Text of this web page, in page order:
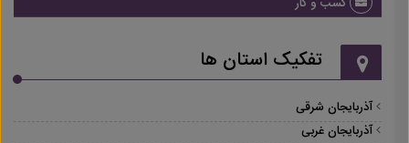
تفکیک استان ها
آذربایجان شرقی
آذربایجان غربی